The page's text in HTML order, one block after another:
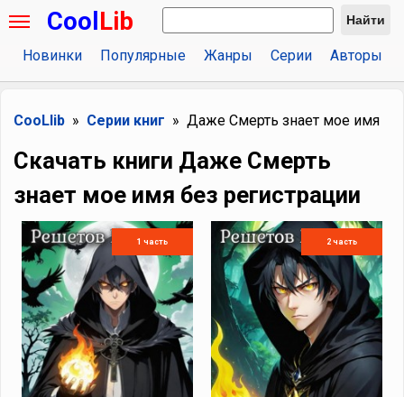
Cool Lib Найти
Новинки Популярные Жанры Серии Авторы
CooLlib Серии книг Даже Смерть знает мое имя
Скачать книги Даже Смерть
знает мое имя без регистрации
1 часть 2 часть